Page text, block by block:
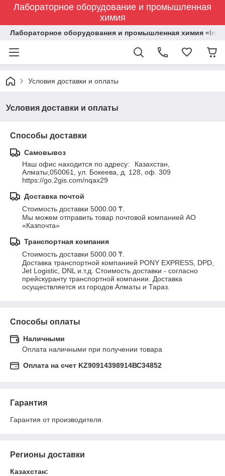
Лабораторное оборудование и промышленная
химия
Лабораторное оборудования и промышленная химия
Условия доставки и оплаты
Условия доставки и оплаты
Способы доставки
Самовывоз
Наш офис находится по адресу: 	Казахстан,
Алматы,050061, ул. Бокеева, д. 128, оф. 309
https://go.2gis.com/nqax29
Доставка почтой
Стоимость доставки 5000.00 ₸.
Мы можем отправить товар почтовой компанией АО
«Казпочта»
Транспортная компания
Стоимость доставки 5000.00 ₸.
Доставка транспортной компанией PONY EXPRESS, DPD,
Jet Logistic, DNL и.т.д. Стоимость доставки - согласно
прейскуранту транспортной компании. Доставка
осуществляется из городов Алматы и Тараз.
Способы оплаты
Наличными
Оплата наличными при получении товара
Оплата на счет KZ90914398914ВС34852
Гарантия
Гарантия от производителя.
Регионы доставки
Казахстан: